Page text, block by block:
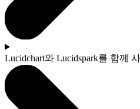
Lucidchart와 Lucidspark를 함께